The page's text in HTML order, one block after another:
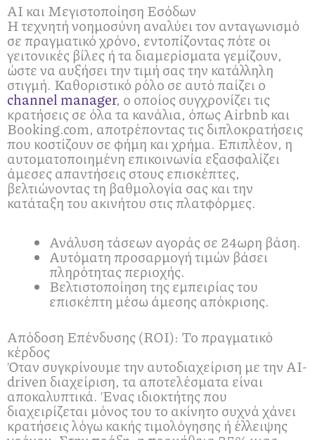
AI και Μεγιστοποίηση Εσόδων
Η τεχνητή νοημοσύνη αναλύει τον ανταγωνισμό
σε πραγματικό χρόνο, εντοπίζοντας πότε οι
γειτονικές βίλες ή τα διαμερίσματα γεμίζουν,
ώστε να αυξήσει την τιμή σας την κατάλληλη
στιγμή. Καθοριστικό ρόλο σε αυτό παίζει ο
channel manager, ο οποίος συγχρονίζει τις
κρατήσεις σε όλα τα κανάλια, όπως Airbnb και
Booking.com, αποτρέποντας τις διπλοκρατήσεις
που κοστίζουν σε φήμη και χρήμα. Επιπλέον, η
αυτοματοποιημένη επικοινωνία εξασφαλίζει
άμεσες απαντήσεις στους επισκέπτες,
βελτιώνοντας τη βαθμολογία σας και την
κατάταξη του ακινήτου στις πλατφόρμες.
Ανάλυση τάσεων αγοράς σε 24ωρη βάση.
Αυτόματη προσαρμογή τιμών βάσει
πληρότητας περιοχής.
Βελτιστοποίηση της εμπειρίας του
επισκέπτη μέσω άμεσης απόκρισης.
Απόδοση Επένδυσης (ROI): Το πραγματικό
κέρδος
Όταν συγκρίνουμε την αυτοδιαχείριση με την AI-
driven διαχείριση, τα αποτελέσματα είναι
αποκαλυπτικά. Ένας ιδιοκτήτης που
διαχειρίζεται μόνος του το ακίνητο συχνά χάνει
κρατήσεις λόγω κακής τιμολόγησης ή έλλειψης